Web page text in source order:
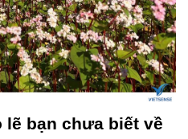
bạn chưa biết về